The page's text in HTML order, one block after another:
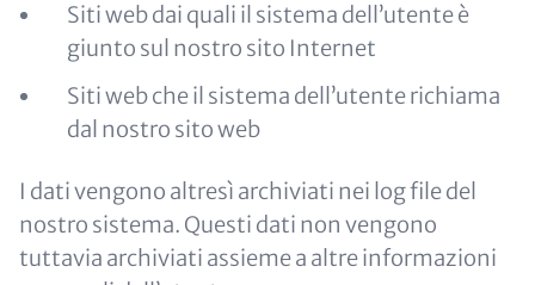
Siti web dai quali il sistema dell’utente è
giunto sul nostro sito Internet
Siti web che il sistema dell’utente richiama
dal nostro sito web
I dati vengono altresì archiviati nei log file del
nostro sistema. Questi dati non vengono
tuttavia archiviati assieme a altre informazioni